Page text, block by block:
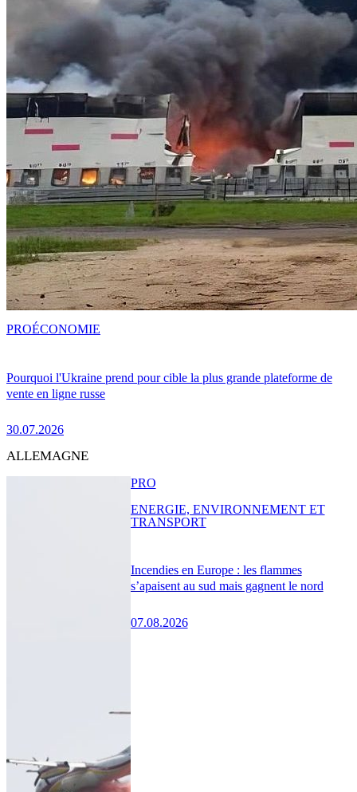
Pourquoi l'Ukraine prend pour cible la plus grande plateforme de
vente en ligne russe
30.07.2026
PROÉCONOMIE
ALLEMAGNE
Incendies en Europe : les flammes
s’apaisent au sud mais gagnent le nord
07.08.2026
PRO
ENERGIE, ENVIRONNEMENT ET
TRANSPORT